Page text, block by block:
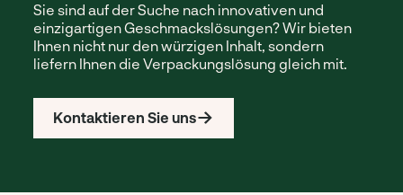
Sie sind auf der Suche nach innovativen und
einzigartigen Geschmackslösungen? Wir bieten
Ihnen nicht nur den würzigen Inhalt, sondern
liefern Ihnen die Verpackungslösung gleich mit.
Kontaktieren Sie uns